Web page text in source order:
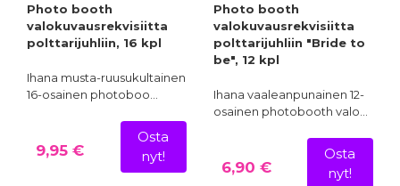
Photo booth
valokuvausrekvisiitta
polttarijuhliin, 16 kpl
Ihana musta-ruusukultainen
16-osainen photoboo…
9,95 €
Osta
nyt!
Photo booth
valokuvausrekvisiitta
polttarijuhliin "Bride to
be", 12 kpl
Ihana vaaleanpunainen 12-
osainen photobooth valo…
6,90 €
Osta
nyt!